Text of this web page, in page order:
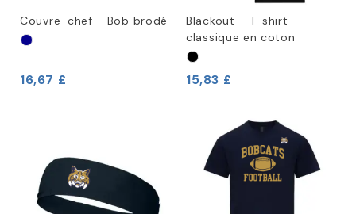
Couvre-chef - Bob brodé
16,67 £
Blackout - T-shirt
classique en coton
15,83 £